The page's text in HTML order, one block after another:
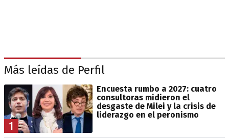
Más leídas de Perfil
1
Encuesta rumbo a 2027: cuatro
consultoras midieron el
desgaste de Milei y la crisis de
liderazgo en el peronismo